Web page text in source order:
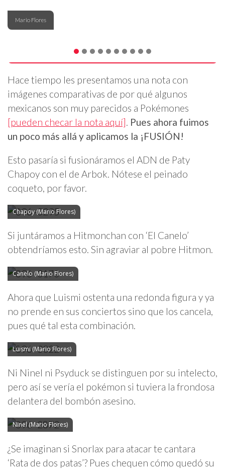
Mario Flores
Hace tiempo les presentamos una nota con
imágenes comparativas de por qué algunos
mexicanos son muy parecidos a Pokémones
[pueden checar la nota aquí]. Pues ahora fuimos
un poco más allá y aplicamos la ¡FUSIÓN!
Esto pasaría si fusionáramos el ADN de Paty
Chapoy con el de Arbok. Nótese el peinado
coqueto, por favor.
Chapoy (Mario Flores)
Si juntáramos a Hitmonchan con ‘El Canelo’
obtendríamos esto. Sin agraviar al pobre Hitmon.
Canelo (Mario Flores)
Ahora que Luismi ostenta una redonda figura y ya
no prende en sus conciertos sino que los cancela,
pues qué tal esta combinación.
Luismi (Mario Flores)
Ni Ninel ni Psyduck se distinguen por su intelecto,
pero así se vería el pokémon si tuviera la frondosa
delantera del bombón asesino.
Ninel (Mario Flores)
¿Se imaginan si Snorlax para atacar te cantara
‘Rata de dos patas’? Pues chequen cómo quedó su